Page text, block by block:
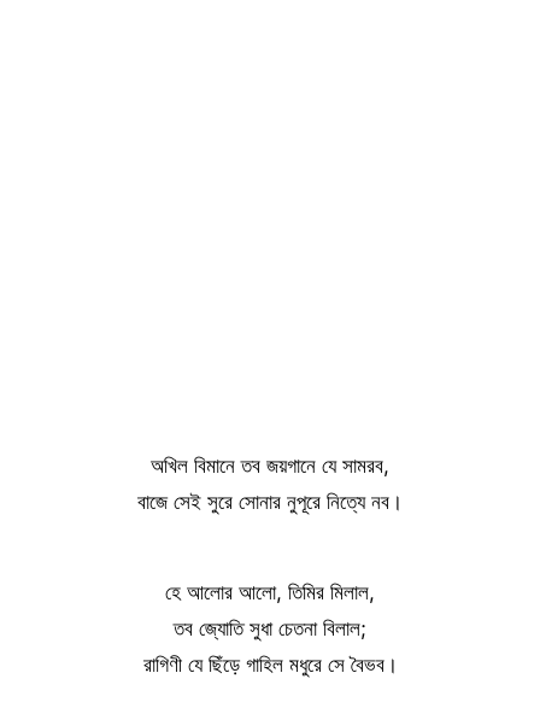
অখিল বিমানে তব জয়গানে যে সামরব,
বাজে সেই সুরে সোনার নুপূরে নিত্যে নব।
হে আলোর আলো, তিমির মিলাল,
তব জ্যোতি সুধা চেতনা বিলাল;
রাগিণী যে ছিঁড়ে গাহিল মধুরে সে বৈভব।